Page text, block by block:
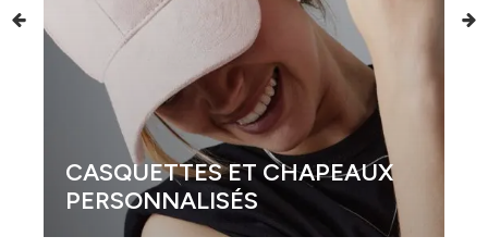
CASQUETTES ET CHAPEAUX
PERSONNALISÉS